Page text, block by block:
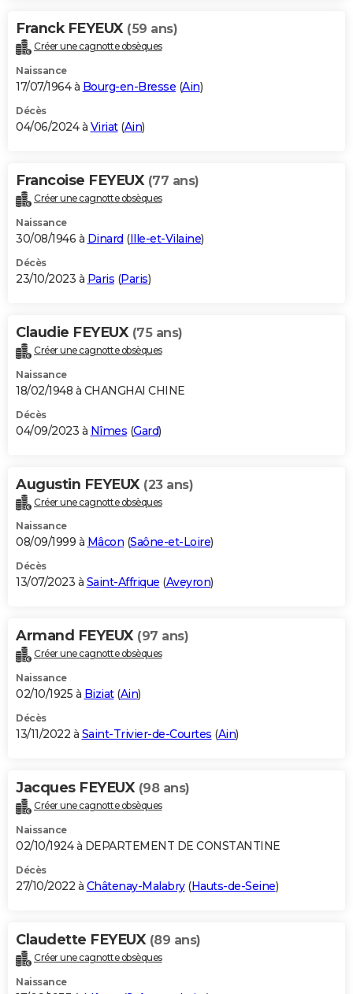
Franck FEYEUX (59 ans)
Créer une cagnotte obsèques
Naissance
17/07/1964 à Bourg-en-Bresse (Ain)
Décès
04/06/2024 à Viriat(Ain)
Francoise FEYEUX (77 ans)
Créer une cagnotte obsèques
Naissance
30/08/1946 à Dinard (Ille-et-Vilaine)
Décès
23/10/2023 à Paris (Paris)
Claudie FEYEUX (75 ans)
Créer une cagnotte obsèques
Naissance
18/02/1948 à CHANGHAI CHINE
Décès
04/09/2023 à Nîmes (Gard)
Augustin FEYEUX (23 ans)
Créer une cagnotte obsèques
Naissance
08/09/1999 à Mâcon (Saône-et-Loire)
Décès
13/07/2023 à Saint-Affrique (Aveyron)
Armand FEYEUX (97 ans)
Créer une cagnotte obsèques
Naissance
02/10/1925 à Biziat(Ain)
Décès
13/11/2022 à Saint-Trivier-de-Courtes (Ain)
Jacques FEYEUX (98 ans)
Créer une cagnotte obsèques
Naissance
02/10/1924 à DEPARTEMENT DE CONSTANTINE
Décès
27/10/2022 à Châtenay-Malabry(Hauts-de-Seine)
Claudette FEYEUX (89 ans)
Créer une cagnotte obsèques
Naissance